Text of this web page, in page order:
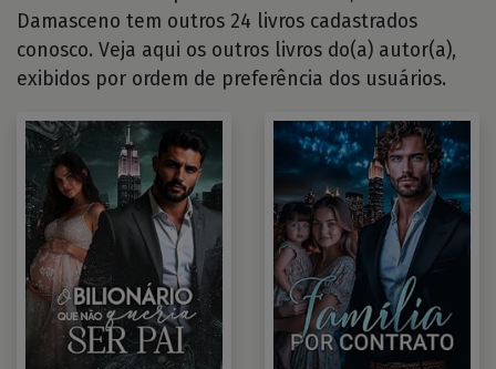
Damasceno tem outros 24 livros cadastrados
conosco. Veja aqui os outros livros do(a) autor(a),
exibidos por ordem de preferência dos usuários.